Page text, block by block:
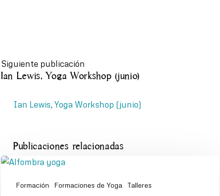
Siguiente publicación
Ian Lewis, Yoga Workshop (junio)
Ian Lewis, Yoga Workshop (junio)
Publicaciones relacionadas
Formación Formaciones de Yoga Talleres